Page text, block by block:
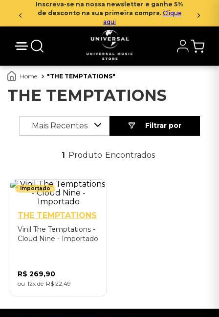
Inscreva-se na nossa newsletter e ganhe 5%
de desconto na sua primeira compra. Clique
aqui
THE TEMPTATIONS
THE TEMPTATIONS
Mais Recentes
1 Produto
Importado
THE TEMPTATIONS
Vinil The Temptations -
Cloud Nine - Importado
R$ 269,90
12 R$ 22 49